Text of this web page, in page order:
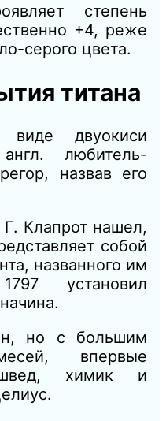
степень
+4, реже
серого цвета.
титана
двуокиси
любитель-
назвав его
Клапрот нашел,
собой
названного им
установил
но с большим
впервые
химик и